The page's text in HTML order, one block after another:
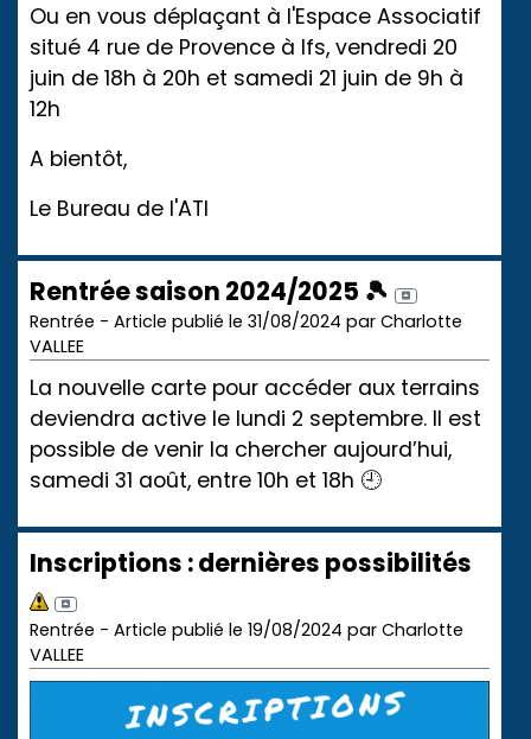
Ou en vous déplaçant à l'Espace Associatif
situé 4 rue de Provence à Ifs, vendredi 20
juin de 18h à 20h et samedi 21 juin de 9h à
12h
A bientôt,
Le Bureau de l'ATI
Rentrée saison 2024/2025 🎾
Rentrée - Article publié le 31/08/2024 par Charlotte
VALLEE
La nouvelle carte pour accéder aux terrains
deviendra active le lundi 2 septembre. Il est
possible de venir la chercher aujourd’hui,
samedi 31 août, entre 10h et 18h 🕘
Inscriptions : dernières possibilités
Rentrée - Article publié le 19/08/2024 par Charlotte
VALLEE